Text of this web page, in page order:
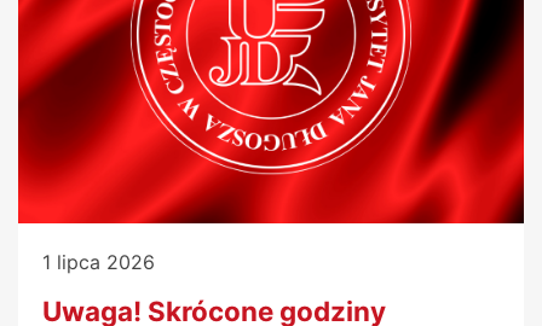
1 lipca 2026
Uwaga! Skrócone godziny